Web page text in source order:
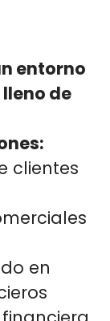
entorno
de
clientes
en